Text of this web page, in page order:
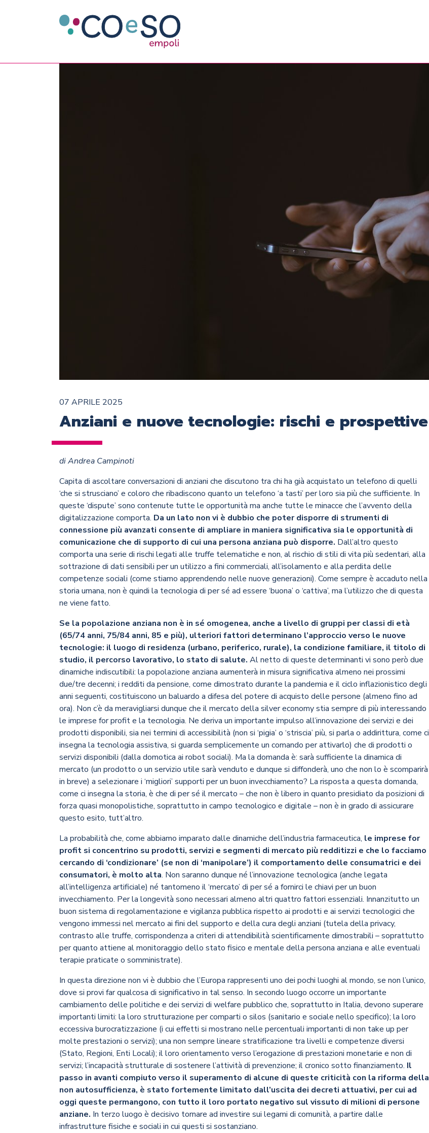
07 APRILE 2025
Anziani e nuove tecnologie: rischi e prospettive
di Andrea Campinoti
Capita di ascoltare conversazioni di anziani che discutono tra chi ha già acquistato un telefono di quelli
‘che si strusciano’ e coloro che ribadiscono quanto un telefono ‘a tasti’ per loro sia più che sufficiente. In
queste ‘dispute’ sono contenute tutte le opportunità ma anche tutte le minacce che l’avvento della
digitalizzazione comporta. Da un lato non vi è dubbio che poter disporre di strumenti di
connessione più avanzati consente di ampliare in maniera significativa sia le opportunità di
comunicazione che di supporto di cui una persona anziana può disporre. Dall’altro questo
comporta una serie di rischi legati alle truffe telematiche e non, al rischio di stili di vita più sedentari, alla
sottrazione di dati sensibili per un utilizzo a fini commerciali, all’isolamento e alla perdita delle
competenze sociali (come stiamo apprendendo nelle nuove generazioni). Come sempre è accaduto nella
storia umana, non è quindi la tecnologia di per sé ad essere ‘buona’ o ‘cattiva’, ma l’utilizzo che di questa
ne viene fatto.
Se la popolazione anziana non è in sé omogenea, anche a livello di gruppi per classi di età
(65/74 anni, 75/84 anni, 85 e più), ulteriori fattori determinano l’approccio verso le nuove
tecnologie: il luogo di residenza (urbano, periferico, rurale), la condizione familiare, il titolo di
studio, il percorso lavorativo, lo stato di salute. Al netto di queste determinanti vi sono però due
dinamiche indiscutibili: la popolazione anziana aumenterà in misura significativa almeno nei prossimi
due/tre decenni; i redditi da pensione, come dimostrato durante la pandemia e il ciclo inflazionistico degli
anni seguenti, costituiscono un baluardo a difesa del potere di acquisto delle persone (almeno fino ad
ora). Non c’è da meravigliarsi dunque che il mercato della silver economy stia sempre di più interessando
le imprese for profit e la tecnologia. Ne deriva un importante impulso all’innovazione dei servizi e dei
prodotti disponibili, sia nei termini di accessibilità (non si ‘pigia’ o ‘striscia’ più, si parla o addirittura, come ci
insegna la tecnologia assistiva, si guarda semplicemente un comando per attivarlo) che di prodotti o
servizi disponibili (dalla domotica ai robot sociali). Ma la domanda è: sarà sufficiente la dinamica di
mercato (un prodotto o un servizio utile sarà venduto e dunque si diffonderà, uno che non lo è scomparirà
in breve) a selezionare i ‘migliori’ supporti per un buon invecchiamento? La risposta a questa domanda,
come ci insegna la storia, è che di per sé il mercato – che non è libero in quanto presidiato da posizioni di
forza quasi monopolistiche, soprattutto in campo tecnologico e digitale – non è in grado di assicurare
questo esito, tutt’altro.
La probabilità che, come abbiamo imparato dalle dinamiche dell’industria farmaceutica, le imprese for
profit si concentrino su prodotti, servizi e segmenti di mercato più redditizzi e che lo facciamo
cercando di ‘condizionare’ (se non di ‘manipolare’) il comportamento delle consumatrici e dei
consumatori, è molto alta. Non saranno dunque né l’innovazione tecnologica (anche legata
all’intelligenza artificiale) né tantomeno il ‘mercato’ di per sé a fornirci le chiavi per un buon
invecchiamento. Per la longevità sono necessari almeno altri quattro fattori essenziali. Innanzitutto un
buon sistema di regolamentazione e vigilanza pubblica rispetto ai prodotti e ai servizi tecnologici che
vengono immessi nel mercato ai fini del supporto e della cura degli anziani (tutela della privacy,
contrasto alle truffe, corrispondenza a criteri di attendibilità scientificamente dimostrabili – soprattutto
per quanto attiene al monitoraggio dello stato fisico e mentale della persona anziana e alle eventuali
terapie praticate o somministrate).
In questa direzione non vi è dubbio che l’Europa rappresenti uno dei pochi luoghi al mondo, se non l’unico,
dove si provi far qualcosa di significativo in tal senso. In secondo luogo occorre un importante
cambiamento delle politiche e dei servizi di welfare pubblico che, soprattutto in Italia, devono superare
importanti limiti: la loro strutturazione per comparti o silos (sanitario e sociale nello specifico); la loro
eccessiva burocratizzazione (i cui effetti si mostrano nelle percentuali importanti di non take up per
molte prestazioni o servizi); una non sempre lineare stratificazione tra livelli e competenze diversi
(Stato, Regioni, Enti Locali); il loro orientamento verso l’erogazione di prestazioni monetarie e non di
servizi; l’incapacità strutturale di sostenere l’attività di prevenzione; il cronico sotto finanziamento. Il
passo in avanti compiuto verso il superamento di alcune di queste criticità con la riforma della
non autosufficienza, è stato fortemente limitato dall’uscita dei decreti attuativi, per cui ad
oggi queste permangono, con tutto il loro portato negativo sul vissuto di milioni di persone
anziane. In terzo luogo è decisivo tornare ad investire sui legami di comunità, a partire dalle
infrastrutture fisiche e sociali in cui questi si sostanziano.